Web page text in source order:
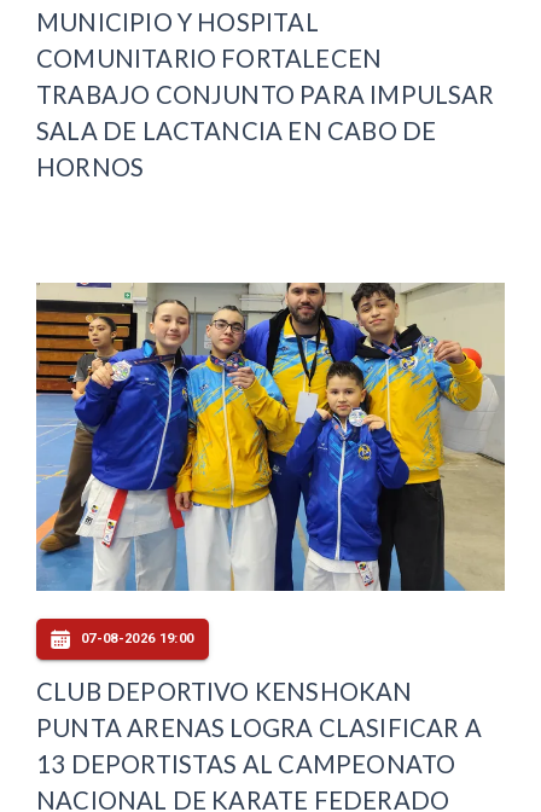
MUNICIPIO Y HOSPITAL
COMUNITARIO FORTALECEN
TRABAJO CONJUNTO PARA IMPULSAR
SALA DE LACTANCIA EN CABO DE
HORNOS
07-08-2026 19:00
CLUB DEPORTIVO KENSHOKAN
PUNTA ARENAS LOGRA CLASIFICAR A
13 DEPORTISTAS AL CAMPEONATO
NACIONAL DE KARATE FEDERADO